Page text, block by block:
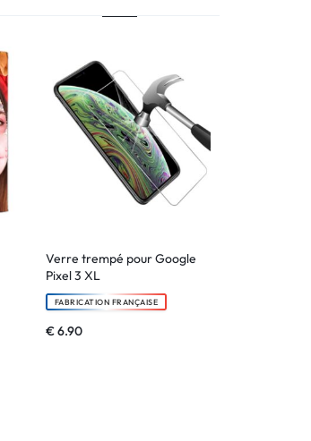
Verre trempé pour Google
Pixel 3 XL
FABRICATION FRANÇAISE
€6.90